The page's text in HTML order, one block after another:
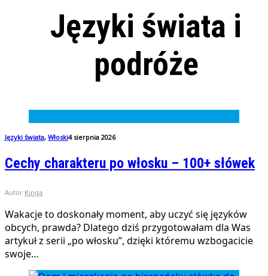
Języki świata i
podróże
Języki świata, Włoski4 sierpnia 2026
Cechy charakteru po włosku – 100+ słówek
Autor Kinga
Wakacje to doskonały moment, aby uczyć się języków
obcych, prawda? Dlatego dziś przygotowałam dla Was
artykuł z serii „po włosku”, dzięki któremu wzbogacicie
swoje…